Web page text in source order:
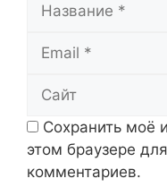
Сохранить моё
этом браузере
комментариев.